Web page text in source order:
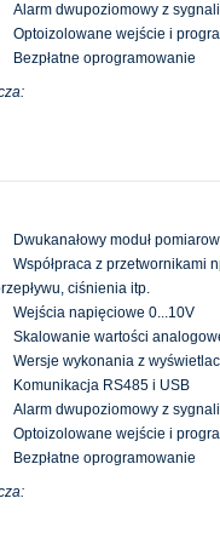
Alarm dwupoziomowy z
Optoizolowane wejście i
Bezpłatne oprogramowanie
Dwukanałowy moduł
Współpraca z przetwornikami
ciśnienia itp.
Wejścia napięciowe 0...10V
Skalowanie wartości
Wersje wykonania z
Komunikacja RS485 i USB
Alarm dwupoziomowy z
Optoizolowane wejście i
Bezpłatne oprogramowanie